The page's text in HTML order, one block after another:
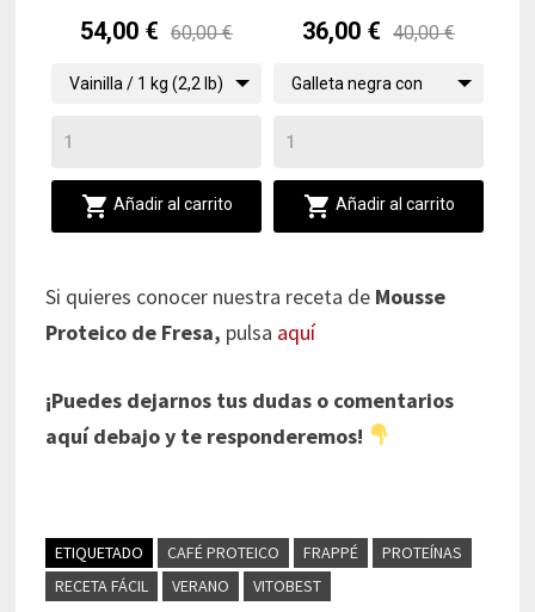
Si quieres conocer nuestra receta de Mousse
Proteico de Fresa, pulsa aquí
¡Puedes dejarnos tus dudas o comentarios
aquí debajo y te responderemos!
ETIQUETADO CAFÉ PROTEICO FRAPPÉ
PROTEÍNAS
RECETA FÁCIL
VERANO VITOBEST